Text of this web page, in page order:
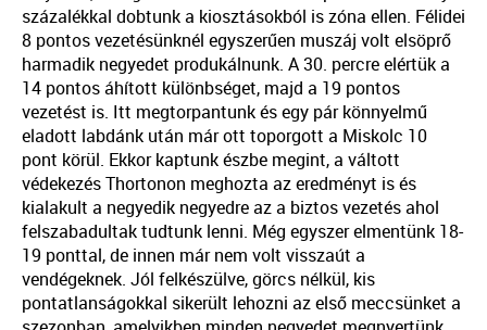
százalékkal dobtunk a kiosztásokból is zóna ellen. Félidei
8 pontos vezetésünknél egyszerűen muszáj volt elsöprő
harmadik negyedet produkálnunk. A 30. percre elértük a
14 pontos áhított különbséget, majd a 19 pontos
vezetést is. Itt megtorpantunk és egy pár könnyelmű
eladott labdánk után már ott toporgott a Miskolc 10
pont körül. Ekkor kaptunk észbe megint, a váltott
védekezés Thortonon meghozta az eredményt is és
kialakult a negyedik negyedre az a biztos vezetés ahol
felszabadultak tudtunk lenni. Még egyszer elmentünk 18-
19 ponttal, de innen már nem volt visszaút a
vendégeknek. Jól felkészülve, görcs nélkül, kis
pontatlanságokkal sikerült lehozni az első meccsünket a